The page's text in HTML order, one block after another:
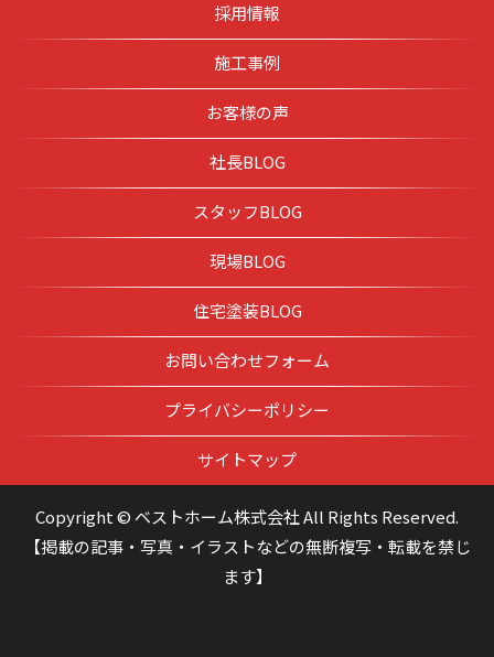
採用情報
施工事例
お客様の声
社長BLOG
スタッフBLOG
現場BLOG
住宅塗装BLOG
お問い合わせフォーム
プライバシーポリシー
サイトマップ
Copyright © ベストホーム株式会社 All Rights Reserved.
【掲載の記事・写真・イラストなどの無断複写・転載を禁じ
ます】